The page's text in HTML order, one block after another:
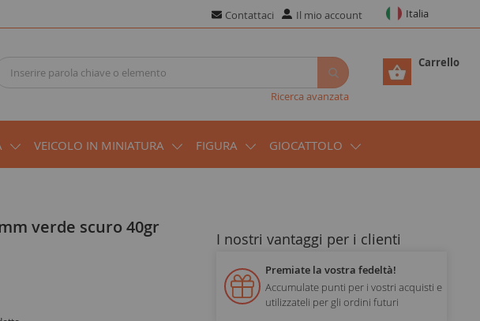
Contattaci Il mio account Italia
Carrello
Ricerca avanzata
VEICOLO IN MINIATURA FIGURA GIOCATTOLO
verde scuro 40gr
I nostri vantaggi per i clienti
Premiate la vostra fedeltà!
Accumulate punti per i vostri acquisti e
utilizzateli per gli ordini futuri